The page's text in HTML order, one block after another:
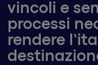
vincoli e
processi
rendere